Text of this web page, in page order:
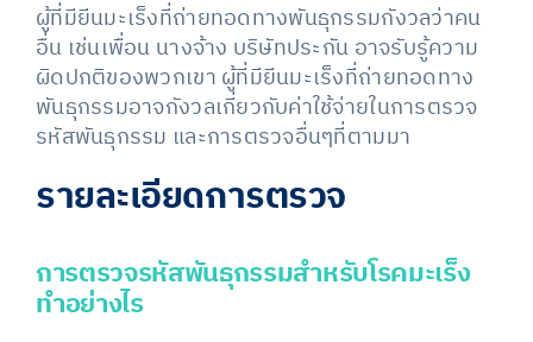
ผู้ที่มียีนมะเร็งที่ถ่ายทอดทางพันธุกรรมกังวลว่าคน
อื่น เช่นเพื่อน นางจ้าง บริษัทประกัน อาจรับรู้ความ
ผิดปกติของพวกเขา ผู้ที่มียีนมะเร็งที่ถ่ายทอดทาง
พันธุกรรมอาจกังวลเกี่ยวกับค่าใช้จ่ายในการตรวจ
รหัสพันธุกรรม และการตรวจอื่นๆที่ตามมา
รายละเอียดการตรวจ
การตรวจรหัสพันธุกรรมสำหรับโรคมะเร็ง
ทำอย่างไร